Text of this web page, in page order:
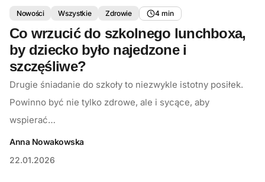
Nowości Wszystkie Zdrowie 4 min
Co wrzucić do szkolnego lunchboxa,
by dziecko było najedzone i
szczęśliwe?
Drugie śniadanie do szkoły to niezwykle istotny posiłek.
Powinno być nie tylko zdrowe, ale i sycące, aby
wspierać…
Anna Nowakowska
22.01.2026